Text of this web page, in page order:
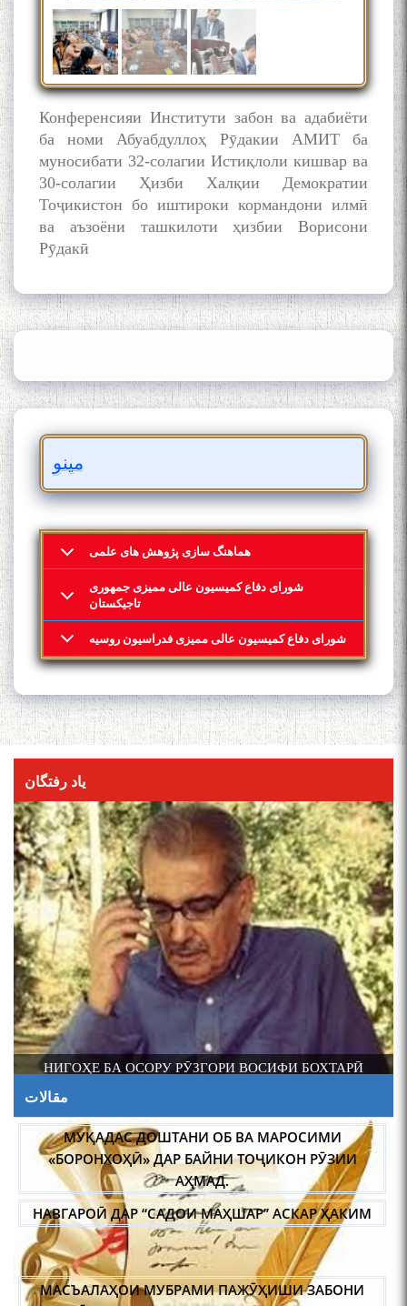
Конференсияи Институти забон ва адабиёти
ба номи Абуабдуллоҳ Рӯдакии АМИТ ба
муносибати 32-солагии Истиқлоли кишвар ва
30-солагии Ҳизби Халқии Демократии
Тоҷикистон бо иштироки кормандони илмӣ
ва аъзоёни ташкилоти ҳизбии Ворисони
Рӯдакӣ
مینو
هماهنگ سازی پژوهش های علمی
شورای دفاع کمیسیون عالی ممیزی جمهوری
تاجیکستان
شورای دفاع کمیسیون عالی ممیزی فدراسیون روسیه
یاد رفتگان
НИГОҲЕ БА ОСОРУ РӮЗГОРИ ВОСИФИ БОХТАРӢ
مقالات
МУҚАДАС ДОШТАНИ ОБ ВА МАРОСИМИ
«БОРОНХОҲӢ» ДАР БАЙНИ ТОҶИКОН РӮЗИИ
АҲМАД.
НАВГАРОӢ ДАР “САДОИ МАҲШАР” АСКАР ҲАКИМ
МАСЪАЛАҲОИ МУБРАМИ ПАЖӮҲИШИ ЗАБОНИ